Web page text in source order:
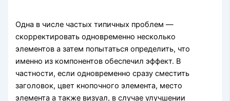
Одна в числе частых типичных проблем —
скорректировать одновременно несколько
элементов а затем попытаться определить, что
именно из компонентов обеспечил эффект. В
частности, если одновременно сразу сместить
заголовок, цвет кнопочного элемента, место
элемента а также визуал, в случае улучшении